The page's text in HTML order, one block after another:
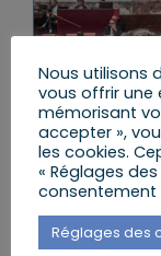
le
Nous utilisons
vous offrir une
mémorisant
accepter »,
les cookies.
« Réglages
consentement
Réglages des